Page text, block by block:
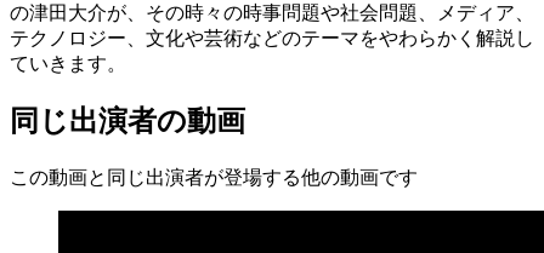
の津田大介が、その時々の時事問題や社会問題、メディア、
テクノロジー、文化や芸術などのテーマをやわらかく解説し
ていきます。
同じ出演者の動画
この動画と同じ出演者が登場する他の動画です